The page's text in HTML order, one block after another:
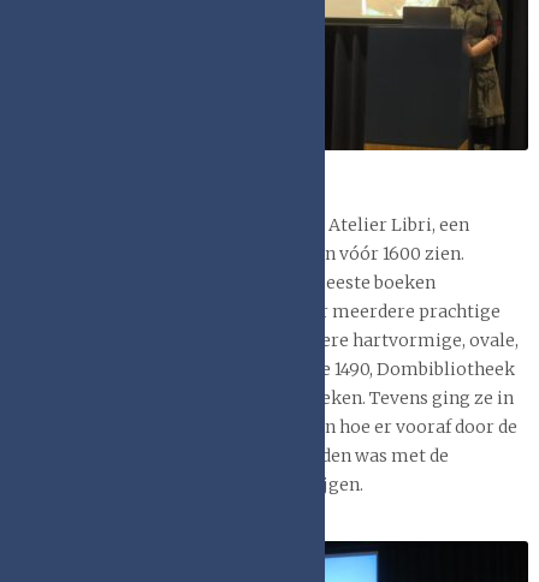
handboekbinderij en onderzoeksburo Atelier Libri, een
twintigtal bijzondere boekvormen van vóór 1600 zien.
Hoewel ook in de middeleeuwen de meeste boeken
rechthoekig van vorm zijn, bestaan er meerdere prachtige
uitzonderingen. Zij toonde onder andere hartvormige, ovale,
ronde (w.o. de Codex Rotundus, Brugge 1490, Dombibliotheek
Hildesheim Hs 728) en fleur-de-lis boeken. Tevens ging ze in
het op maakproces en liet ze zien of en hoe er vooraf door de
kopiist of verluchter rekening gehouden was met de
afwijkende vorm die het boek zou krijgen.